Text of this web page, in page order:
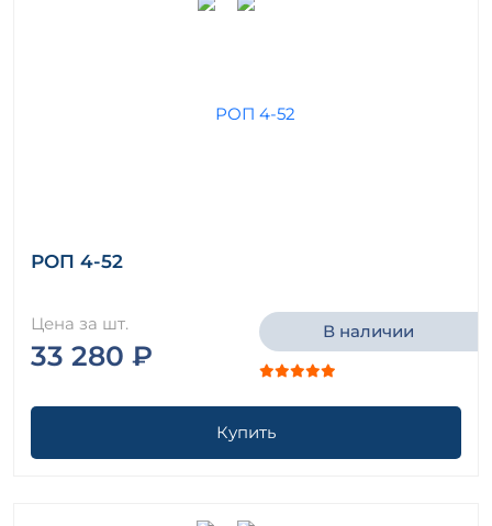
РОП 4-52
Цена за шт.
33 280 ₽
В наличии
Купить